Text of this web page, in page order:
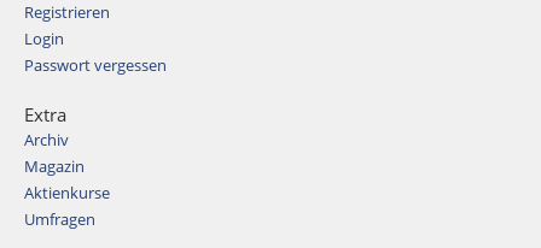
Registrieren
Login
Passwort vergessen
Extra
Archiv
Magazin
Aktienkurse
Umfragen